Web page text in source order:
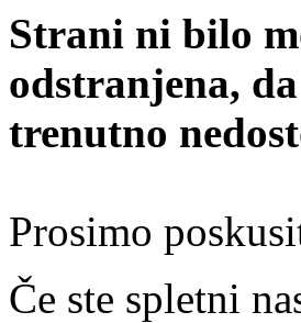
Strani ni bilo
odstranjena,
trenutno
Prosimo
Če ste spletni